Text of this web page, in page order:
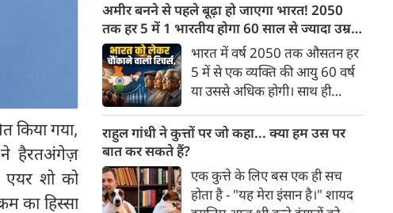
किया गया,
ने हैरतअंगेज़
एयर शो को
का हिस्सा
अमीर बनने से पहले बूढ़ा हो जाएगा भारत! 2050
तक हर 5 में 1 भारतीय होगा 60 साल से ज्यादा उम्र
का
भारत में वर्ष 2050 तक औसतन हर
5 में से एक व्यक्ति की आयु 60 वर्ष
या उससे अधिक होगी। साथ ही
भारत में रहेंगे। ‘ट्रांसफॉर्म रूरल
अनुसार भारत विकसित देशों के
विपरीत समृद्ध बनने से पहले ही वृद्ध
होती आबादी वाले देश की श्रेणी में
राहुल गांधी ने कुत्तों पर जो कहा... क्या हम उस पर
बात कर सकते हैं?
एक कुत्ते के लिए बस एक ही सच
होता है - "यह मेरा इंसान है।" शायद